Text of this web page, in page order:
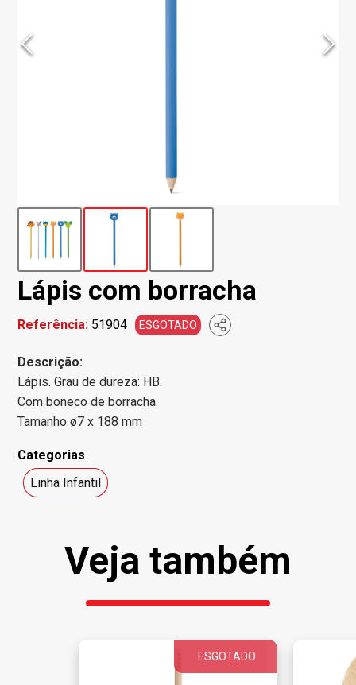
Lápis com borracha
Referência: 51904 ESGOTADO
Descrição:
Lápis. Grau de dureza: HB.
Com boneco de borracha.
Tamanho ø7 x 188 mm
Categorias
Linha Infantil
Veja também
ESGOTADO